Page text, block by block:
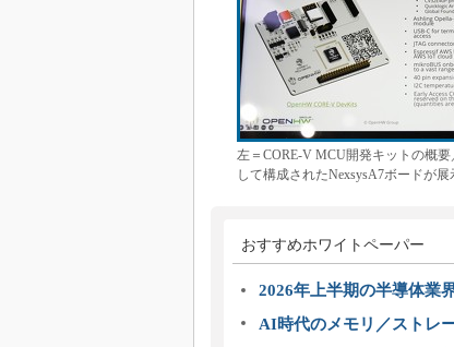
左＝CORE-V MCU開発キットの概
して構成されたNexsysA7ボードが
おすすめホワイトペーパー
2026年上半期の半導体
AI時代のメモリ／ストレ